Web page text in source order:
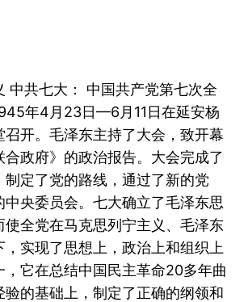
中共七大： 中国共产党第七次全
年4月23日—6月11日在延安杨
召开。毛泽东主持了大会，致开幕
合政府》的政治报告。大会完成了
制定了党的路线，通过了新的党
中央委员会。七大确立了毛泽东思
使全党在马克思列宁主义、毛泽东
，实现了思想上，政治上和组织上
，它在总结中国民主革命20多年曲
验的基础上，制定了正确的纲领和